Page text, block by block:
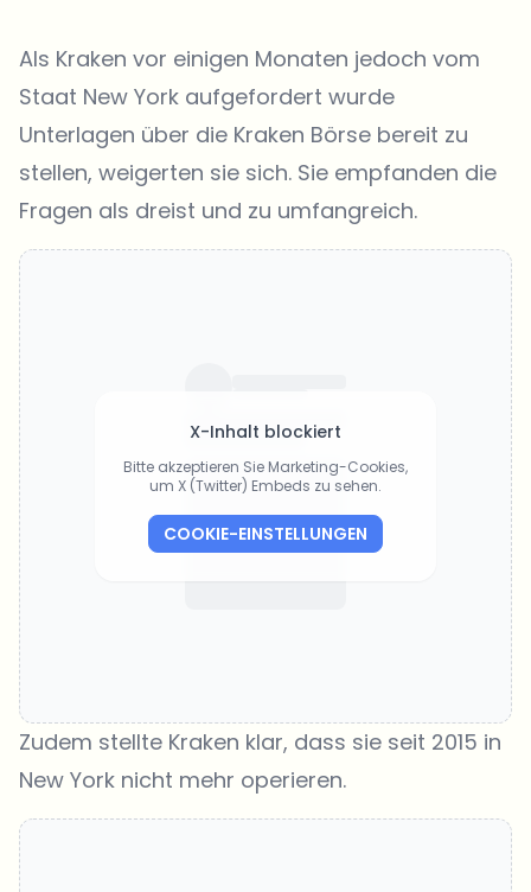
Als Kraken vor einigen Monaten jedoch vom
Staat New York aufgefordert wurde
Unterlagen über die Kraken Börse bereit zu
stellen, weigerten sie sich. Sie empfanden die
Fragen als dreist und zu umfangreich.
X-Inhalt blockiert
Bitte akzeptieren Sie Marketing-Cookies,
um X (Twitter) Embeds zu sehen.
COOKIE-EINSTELLUNGEN
Zudem stellte Kraken klar, dass sie seit 2015 in
New York nicht mehr operieren.